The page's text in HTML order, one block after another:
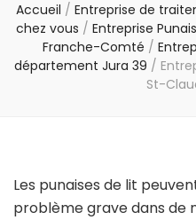
Accueil / Entreprise de
chez vous / Entreprise
Franche-Comté /
département Jura 39 /
St-
Les punaises de lit
problème grave dans de